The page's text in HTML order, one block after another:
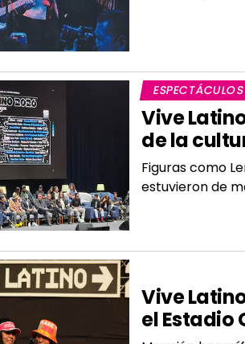
ESPECTÁCULOS
Vive
de la
Figuras como
estuvieron de
Vive
el Estadio